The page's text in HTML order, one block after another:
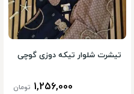
تیشرت شلوار تیکه دوزی گوچی
1,256,000 تومان